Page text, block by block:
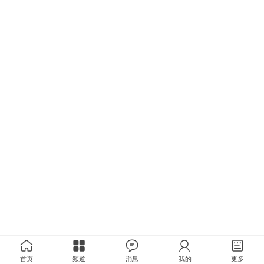
首页 频道 消息 我的 更多